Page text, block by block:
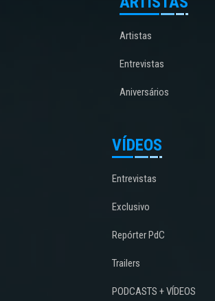
Artistas
Entrevistas
Aniversários
VÍDEOS
Entrevistas
Exclusivo
Repórter PdC
Trailers
PODCASTS + VÍDEOS